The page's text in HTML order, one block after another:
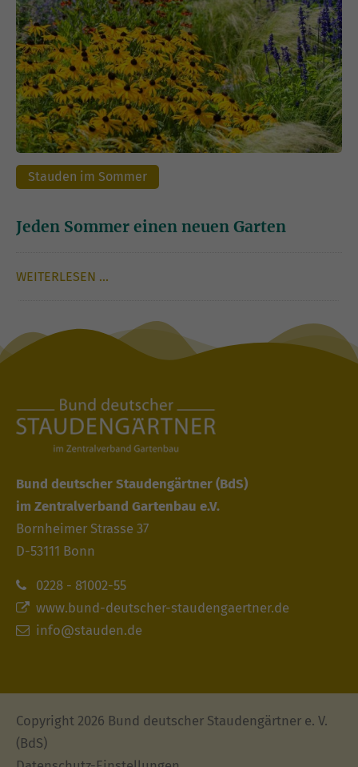
Stauden im Sommer
Jeden Sommer einen neuen Garten
WEITERLESEN …
Bund deutscher Staudengärtner (BdS)
im Zentralverband Gartenbau e.V.
Bornheimer Strasse 37
D-53111 Bonn
0228 - 81002-55
www.bund-deutscher-staudengaertner.de
info@stauden.de
Copyright 2026 Bund deutscher Staudengärtner e. V.
(BdS)